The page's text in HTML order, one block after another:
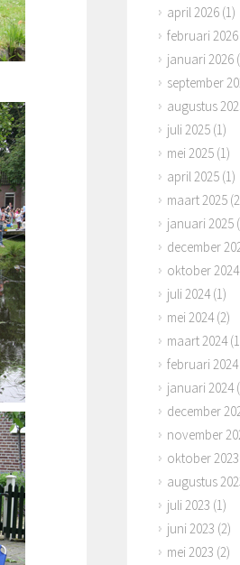
april 2026(1)
februari 2026
januari 2026
september
augustus
juli 2025(1)
mei 2025(1)
april 2025(1)
maart 2025
januari 2025
december
oktober 2024
juli 2024(1)
mei 2024(2)
maart 2024
februari 2024
januari 2024
december
november
oktober 2023
augustus
juli 2023 (1)
juni 2023 (2)
mei 2023 (2)